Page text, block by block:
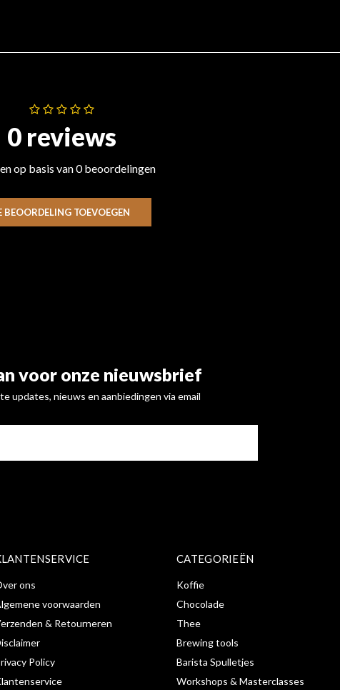
0 reviews
op basis van 0 beoordelingen
BEOORDELING TOEVOEGEN
voor onze nieuwsbrief
updates, nieuws en aanbiedingen via email
ons
voorwaarden
& Retourneren
Policy
CATEGORIEËN
Koffie
Chocolade
Thee
Brewing tools
Barista Spulletjes
Workshops & Masterclasses